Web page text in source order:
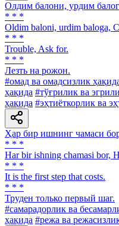
Олдим балони, урдим
* * *
Oldim baloni, urdim baloga,
* * *
Trouble, Ask for.
* * *
Лезть на рожон.
#омад ва омадсизлик
ҳақида #тўғрилик ва
ҳақида #эҳтиёткорлик ва
Ҳар бир ишнинг чамаси
* * *
Har bir ishning chamasi bor,
* * *
It is the first step that costs.
* * *
Труден только первый шаг.
#самарадорлик ва
ҳақида #режа ва